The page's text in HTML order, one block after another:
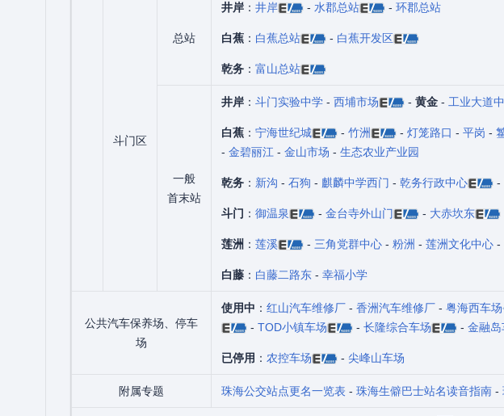
斗门区
总站
井岸 ： 井岸 - 水郡总站 - 环郡总站
白蕉 ： 白蕉总站 - 白蕉开发区
乾务 ： 富山总站
一般
首末站
井岸 ： 斗门实验中学 - 西埔市场 - 黄金 - 工业大道中
白蕉 ： 宁海世纪城 - 竹洲 - 灯笼路口 - 平岗 -
- 金碧丽江 - 金山市场 - 生态农业产业园
乾务 ： 新沟 - 石狗 - 麒麟中学西门 - 乾务行政中心 -
斗门 ： 御温泉 - 金台寺外山门 - 大赤坎东
莲洲 ： 莲溪 - 三角党群中心 - 粉洲 - 莲洲文化中心 -
白藤 ： 白藤二路东 - 幸福小学
公共汽车保养场、停车
场
使用中 ： 红山汽车维修厂 - 香洲汽车维修厂 - 粤海西车场
- TOD小镇车场 - 长隆综合车场 - 金融岛
已停用 ： 农控车场 - 尖峰山车场
附属专题 珠海公交站点更名一览表 - 珠海生僻巴士站名读音指南 -